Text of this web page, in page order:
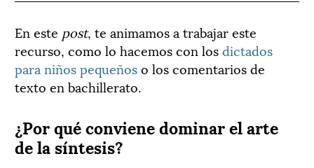
En este post, te animamos a trabajar este
recurso, como lo hacemos con losdictados
para niños pequeñoso los comentarios de
texto en bachillerato.
¿Por qué conviene dominar el arte
de la síntesis?